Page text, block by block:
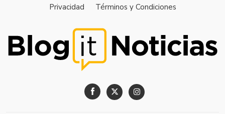
Privacidad Términos y Condiciones